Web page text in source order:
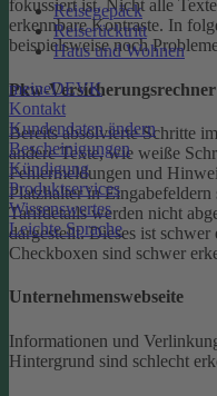
Reisegepäck
Reiserücktritt
Haus und Wohnen
meineDEVK
Kontakt
Kundendaten ändern
Bescheinigungen
Kündigung
Produktservices
Wissenswertes
Leichte Sprache
fokussiert ist.Nicht alle
erkennbare Kontraste. In
beispielsweise noch
Pkw-Versicherungsrechner
Bereits absolvierte Schritte
andere Texte, wie weiße
Fehlermeldungen und
Platzhalter in Eingabefeldern
Tarifdetails werden nicht
dargestellt. Dieses ist schwer
Checkboxen sind schwer
Unternehmenswebseite
Informationen und
Hintergrund sind schlecht